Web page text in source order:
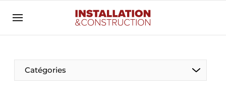
Contact
Contact direct
Catégories